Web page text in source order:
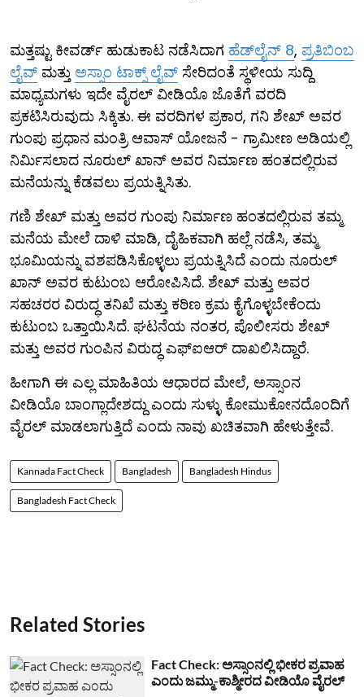
ಮತ್ತಷ್ಟು ಕೀವರ್ಡ್ ಹುಡುಕಾಟ ನಡೆಸಿದಾಗ ಹೆಡ್‌ಲೈನ್ 8, ಪ್ರತಿಬಿಂಬ
ಲೈವ್ ಮತ್ತು ಅಸ್ಸಾಂ ಟಾಕ್ಸ್ ಲೈವ್ ಸೇರಿದಂತೆ ಸ್ಥಳೀಯ ಸುದ್ದಿ
ಮಾಧ್ಯಮಗಳು ಇದೇ ವೈರಲ್ ವೀಡಿಯೊ ಜೊತೆಗೆ ವರದಿ
ಪ್ರಕಟಿಸಿರುವುದು ಸಿಕ್ಕಿತು. ಈ ವರದಿಗಳ ಪ್ರಕಾರ, ಗನಿ ಶೇಖ್ ಅವರ
ಗುಂಪು ಪ್ರಧಾನ ಮಂತ್ರಿ ಆವಾಸ್ ಯೋಜನೆ - ಗ್ರಾಮೀಣ ಅಡಿಯಲ್ಲಿ
ನಿರ್ಮಿಸಲಾದ ನೂರುಲ್ ಖಾನ್ ಅವರ ನಿರ್ಮಾಣ ಹಂತದಲ್ಲಿರುವ
ಮನೆಯನ್ನು ಕೆಡವಲು ಪ್ರಯತ್ನಿಸಿತು.
ಗಣಿ ಶೇಖ್ ಮತ್ತು ಅವರ ಗುಂಪು ನಿರ್ಮಾಣ ಹಂತದಲ್ಲಿರುವ ತಮ್ಮ
ಮನೆಯ ಮೇಲೆ ದಾಳಿ ಮಾಡಿ, ದೈಹಿಕವಾಗಿ ಹಲ್ಲೆ ನಡೆಸಿ, ತಮ್ಮ
ಭೂಮಿಯನ್ನು ವಶಪಡಿಸಿಕೊಳ್ಳಲು ಪ್ರಯತ್ನಿಸಿದೆ ಎಂದು ನೂರುಲ್
ಖಾನ್ ಅವರ ಕುಟುಂಬ ಆರೋಪಿಸಿದೆ. ಶೇಖ್ ಮತ್ತು ಅವರ
ಸಹಚರರ ವಿರುದ್ಧ ತನಿಖೆ ಮತ್ತು ಕಠಿಣ ಕ್ರಮ ಕೈಗೊಳ್ಳಬೇಕೆಂದು
ಕುಟುಂಬ ಒತ್ತಾಯಿಸಿದೆ. ಘಟನೆಯ ನಂತರ, ಪೊಲೀಸರು ಶೇಖ್
ಮತ್ತು ಅವರ ಗುಂಪಿನ ವಿರುದ್ಧ ಎಫ್‌ಐಆರ್ ದಾಖಲಿಸಿದ್ದಾರೆ.
ಹೀಗಾಗಿ ಈ ಎಲ್ಲ ಮಾಹಿತಿಯ ಆಧಾರದ ಮೇಲೆ, ಅಸ್ಸಾಂನ
ವೀಡಿಯೊ ಬಾಂಗ್ಲಾದೇಶದ್ದು ಎಂದು ಸುಳ್ಳು ಕೋಮುಕೋನದೊಂದಿಗೆ
ವೈರಲ್ ಮಾಡಲಾಗುತ್ತಿದೆ ಎಂದು ನಾವು ಖಚಿತವಾಗಿ ಹೇಳುತ್ತೇವೆ.
Kannada Fact Check Bangladesh Bangladesh Hindus
Bangladesh Fact Check
Related Stories
Fact Check: ಅಸ್ಸಾಂನಲ್ಲಿ ಭೀಕರ ಪ್ರವಾಹ
ಎಂದು ಜಮ್ಮು-ಕಾಶ್ಮೀರದ ವೀಡಿಯೊ ವೈರಲ್